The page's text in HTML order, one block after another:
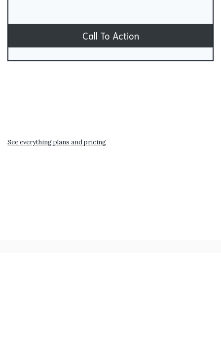
Call To Action
See everything plans and pricing